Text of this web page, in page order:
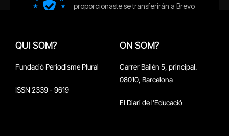
QUI SOM?
Fundació Periodisme Plural
ISSN 2339 - 9619
ON SOM?
Carrer Bailén 5, principal.
08010, Barcelona
El Diari de l'Educació